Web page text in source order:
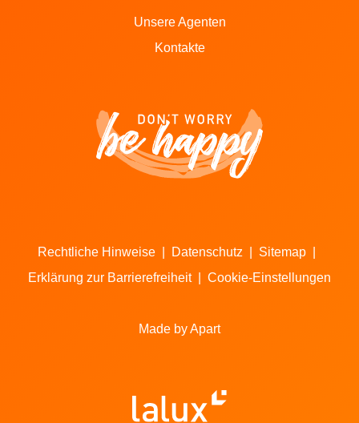
Unsere Agenten
Kontakte
Rechtliche Hinweise Datenschutz Sitemap
Erklärung zur Barrierefreiheit
Cookie-Einstellungen
Made by Apart